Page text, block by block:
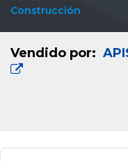
Construcción
Vendido por: